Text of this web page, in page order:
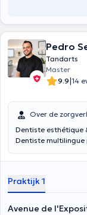
Pedro
Tandarts
Master
9.9|14
Over de
Dentiste esthétique
Dentiste multilingue
Praktijk 1
Avenue de